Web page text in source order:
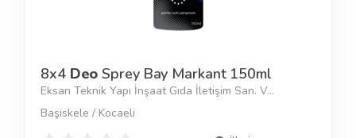
8x4 Deo Sprey Bay Markant 150ml
Eksan Teknik Yapı İnşaat Gıda İletişim San. V...
Başiskele / Kocaeli